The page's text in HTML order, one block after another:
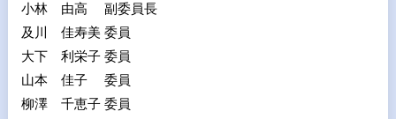
小林 由高 副委員長
及川 佳寿美 委員
大下 利栄子 委員
山本 佳子 委員
柳澤 千恵子 委員